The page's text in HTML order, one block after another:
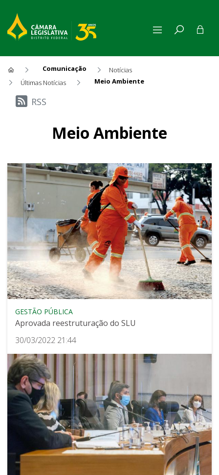
Comunicação
Notícias
Últimas Notícias
Meio Ambiente
Últimas Notícias
RSS
Meio Ambiente
GESTÃO PÚBLICA
Aprovada reestruturação do SLU
30/03/2022 21:44